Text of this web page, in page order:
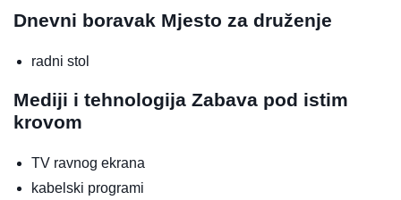
Dnevni boravak Mjesto za druženje
radni stol
Mediji i tehnologija Zabava pod istim
krovom
TV ravnog ekrana
kabelski programi